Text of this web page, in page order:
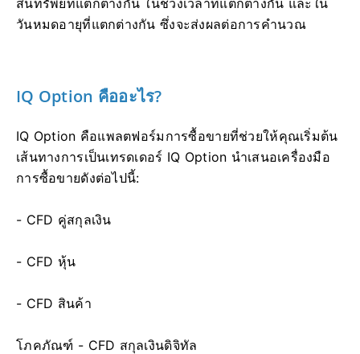
วันหมดอายุที่แตกต่างกัน ซึ่งจะส่งผลต่อการคำนวณ
IQ Option คืออะไร?
IQ Option คือแพลตฟอร์มการซื้อขายที่ช่วยให้คุณเริ่มต้น
เส้นทางการเป็นเทรดเดอร์ IQ Option นำเสนอเครื่องมือ
การซื้อขายดังต่อไปนี้:
- CFD คู่สกุลเงิน
- CFD หุ้น
- CFD สินค้า
โภคภัณฑ์ - CFD สกุลเงินดิจิทัล